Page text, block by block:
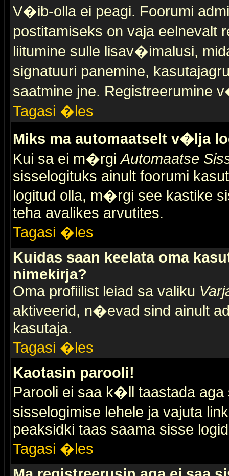
V�ib-olla ei peagi. Foorumi
postitamiseks on vaja eelnevalt
liitumine sulle lisav�imalusi,
signatuuri panemine,
saatmine jne. Registreerumine
Tagasi �les
Miks ma automaatselt v�lja
Kui sa ei m�rgiAutomaatse
sisselogituks ainult foorumi
logitud olla, m�rgi see kastike
teha avalikes arvutites.
Tagasi �les
Kuidas saan keelata oma
nimekirja?
Oma profiilist leiad sa valiku
aktiveerid, n�evad sind ainult
kasutaja.
Tagasi �les
Kaotasin parooli!
Parooli ei saa k�ll taastada aga
sisselogimise lehele ja vajuta
peaksidki taas saama sisse
Tagasi �les